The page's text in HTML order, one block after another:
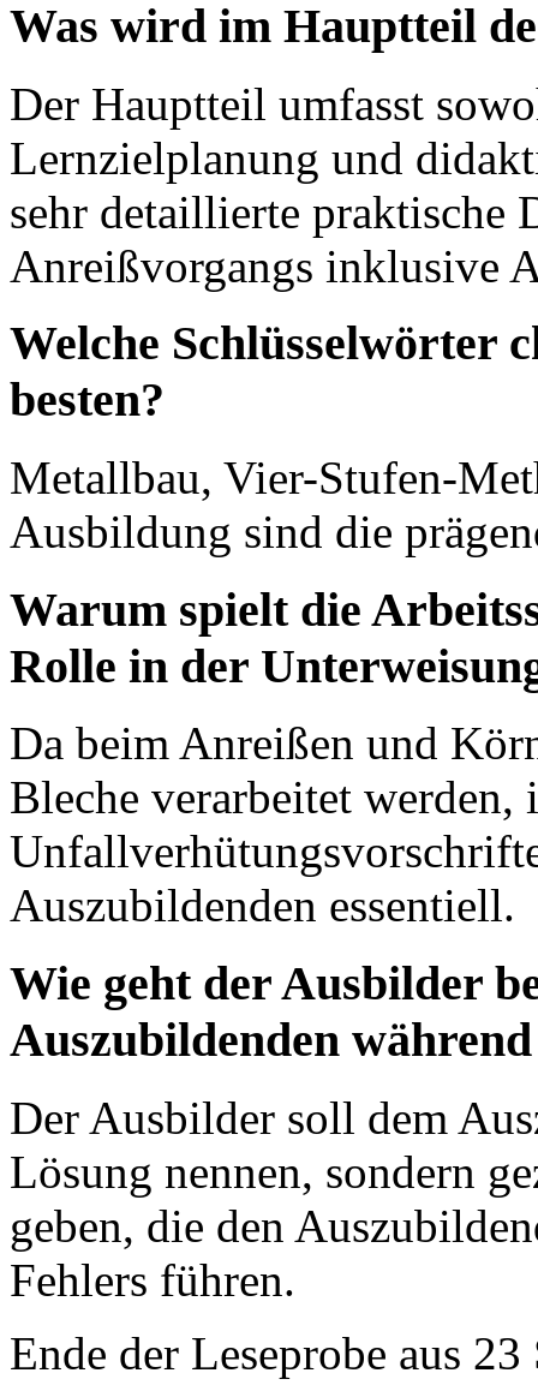
Was wird im Hauptteil
Der Hauptteil umfasst
Lernzielplanung und
sehr detaillierte praktische
Anreißvorgangs inklusive
Welche Schlüsselwörter
besten?
Metallbau, Vier-Stufen-
Ausbildung sind die
Warum spielt die
Rolle in der
Da beim Anreißen und
Bleche verarbeitet
Auszubildenden essentiell.
Wie geht der Ausbilder
Auszubildenden
Der Ausbilder soll dem
Lösung nennen, sondern
geben, die den
Fehlers führen.
Ende der Leseprobe aus